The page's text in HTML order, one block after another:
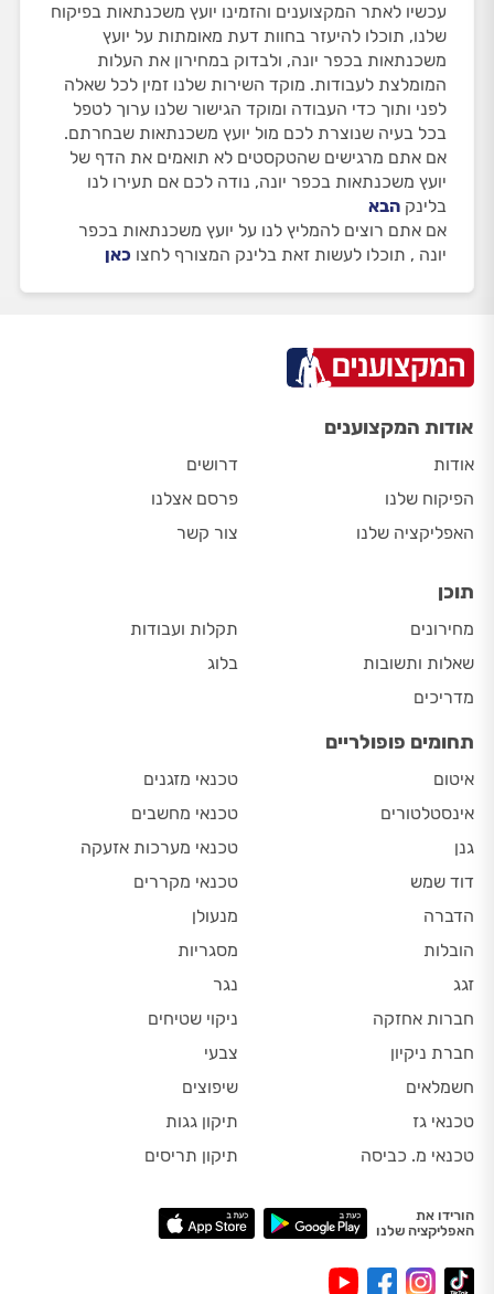
עכשיו לאתר המקצוענים והזמינו יועץ משכנתאות בפיקוח
שלנו, תוכלו להיעזר בחוות דעת מאומתות על יועץ
משכנתאות בכפר יונה, ולבדוק במחירון את העלות
המומלצת לעבודות. מוקד השירות שלנו זמין לכל שאלה
לפני ותוך כדי העבודה ומוקד הגישור שלנו ערוך לטפל
בכל בעיה שנוצרת לכם מול יועץ משכנתאות שבחרתם.
אם אתם מרגישים שהטקסטים לא תואמים את הדף של
יועץ משכנתאות בכפר יונה, נודה לכם אם תעירו לנו
בלינק הבא
אם אתם רוצים להמליץ לנו על יועץ משכנתאות בכפר
יונה , תוכלו לעשות זאת בלינק המצורף לחצו כאן
אודות המקצוענים
אודות
הפיקוח שלנו
האפליקציה שלנו
דרושים
פרסם אצלנו
צור קשר
תוכן
מחירונים
שאלות ותשובות
מדריכים
תקלות ועבודות
בלוג
תחומים פופולריים
איטום
אינסטלטורים
גנן
דוד שמש
הדברה
הובלות
זגג
חברות אחזקה
חברת ניקיון
חשמלאים
טכנאי גז
טכנאי מ. כביסה
טכנאי מזגנים
טכנאי מחשבים
טכנאי מערכות אזעקה
טכנאי מקררים
מנעולן
מסגריות
נגר
ניקוי שטיחים
צבעי
שיפוצים
תיקון גגות
תיקון תריסים
הורידו את
האפליקציה שלנו